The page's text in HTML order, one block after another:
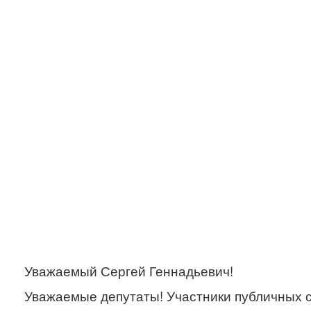
Уважаемый Сергей Геннадьевич!
Уважаемые депутаты! Участники публичных